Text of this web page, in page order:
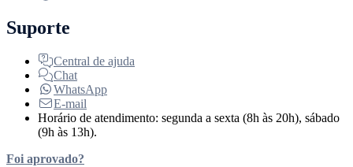
Suporte
Central de ajuda
Chat
WhatsApp
E-mail
Horário de atendimento: segunda a sexta (8h às 20h), sábado
(9h às 13h).
Foi aprovado?